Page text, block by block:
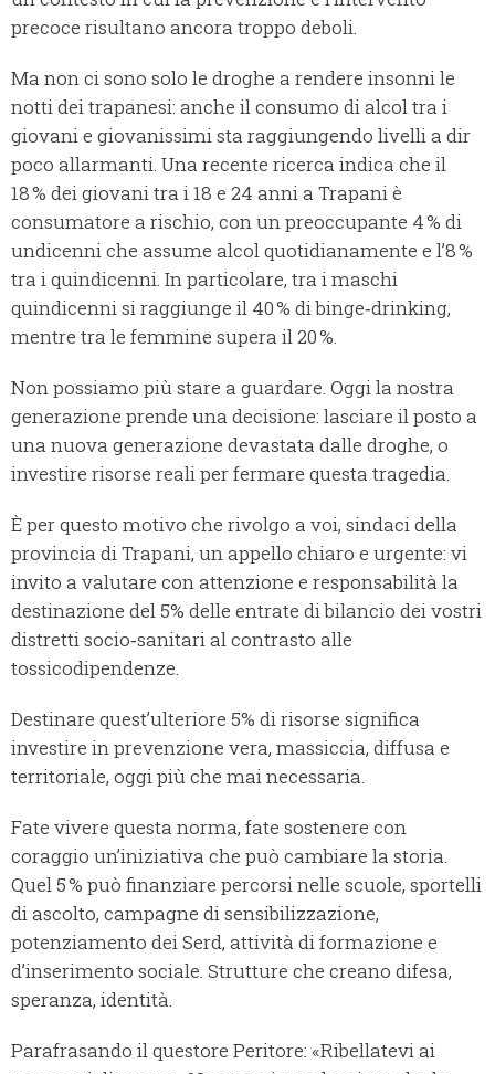
precoce risultano ancora troppo deboli.
Ma non ci sono solo le droghe a rendere insonni le
notti dei trapanesi: anche il consumo di alcol tra i
giovani e giovanissimi sta raggiungendo livelli a dir
poco allarmanti. Una recente ricerca indica che il
18 % dei giovani tra i 18 e 24 anni a Trapani è
consumatore a rischio, con un preoccupante 4 % di
undicenni che assume alcol quotidianamente e l’8 %
tra i quindicenni. In particolare, tra i maschi
quindicenni si raggiunge il 40 % di binge‑drinking,
mentre tra le femmine supera il 20 %.
Non possiamo più stare a guardare. Oggi la nostra
generazione prende una decisione: lasciare il posto a
una nuova generazione devastata dalle droghe, o
investire risorse reali per fermare questa tragedia.
È per questo motivo che rivolgo a voi, sindaci della
provincia di Trapani, un appello chiaro e urgente: vi
invito a valutare con attenzione e responsabilità la
destinazione del 5% delle entrate di bilancio dei vostri
distretti socio‑sanitari al contrasto alle
tossicodipendenze.
Destinare quest’ulteriore 5% di risorse significa
investire in prevenzione vera, massiccia, diffusa e
territoriale, oggi più che mai necessaria.
Fate vivere questa norma, fate sostenere con
coraggio un’iniziativa che può cambiare la storia.
Quel 5 % può finanziare percorsi nelle scuole, sportelli
di ascolto, campagne di sensibilizzazione,
potenziamento dei Serd, attività di formazione e
d’inserimento sociale. Strutture che creano difesa,
speranza, identità.
Parafrasando il questore Peritore: «Ribellatevi ai